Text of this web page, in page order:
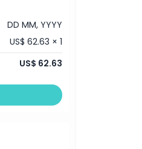
DD MM, YYYY
US$ 62.63 × 1
US$ 62.63